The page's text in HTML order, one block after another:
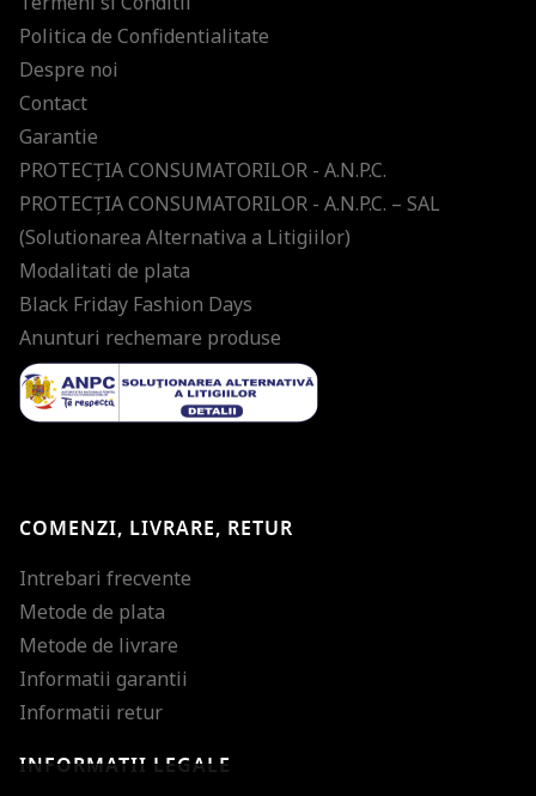
Politica de Confidentialitate
Despre noi
Contact
Garantie
PROTECŢIA CONSUMATORILOR - A.N.P.C.
PROTECŢIA CONSUMATORILOR - A.N.P.C. – SAL
(Solutionarea Alternativa a Litigiilor)
Modalitati de plata
Black Friday Fashion Days
Anunturi rechemare produse
COMENZI, LIVRARE, RETUR
Intrebari frecvente
Metode de plata
Metode de livrare
Informatii garantii
Informatii retur
INFORMATII LEGALE